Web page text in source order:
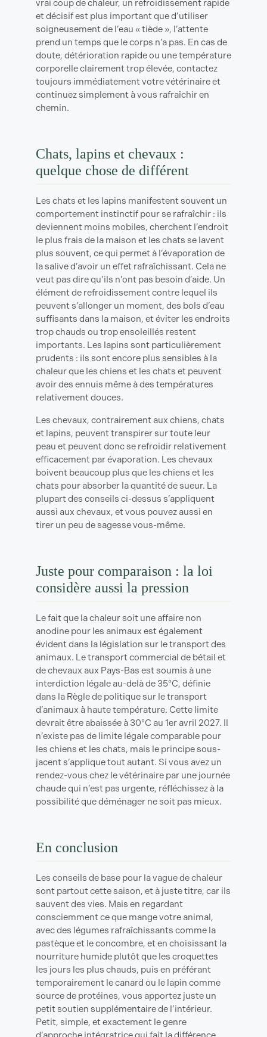
vrai coup de chaleur, un refroidissement rapide
et décisif est plus important que d’utiliser
soigneusement de l’eau « tiède », l’attente
prend un temps que le corps n’a pas. En cas de
doute, détérioration rapide ou une température
corporelle clairement trop élevée, contactez
toujours immédiatement votre vétérinaire et
continuez simplement à vous rafraîchir en
chemin.
Chats, lapins et chevaux :
quelque chose de différent
Les chats et les lapins manifestent souvent un
comportement instinctif pour se rafraîchir : ils
deviennent moins mobiles, cherchent l’endroit
le plus frais de la maison et les chats se lavent
plus souvent, ce qui permet à l’évaporation de
la salive d’avoir un effet rafraîchissant. Cela ne
veut pas dire qu’ils n’ont pas besoin d’aide. Un
élément de refroidissement contre lequel ils
peuvent s’allonger un moment, des bols d’eau
suffisants dans la maison, et éviter les endroits
trop chauds ou trop ensoleillés restent
importants. Les lapins sont particulièrement
prudents : ils sont encore plus sensibles à la
chaleur que les chiens et les chats et peuvent
avoir des ennuis même à des températures
relativement douces.
Les chevaux, contrairement aux chiens, chats
et lapins, peuvent transpirer sur toute leur
peau et peuvent donc se refroidir relativement
efficacement par évaporation. Les chevaux
boivent beaucoup plus que les chiens et les
chats pour absorber la quantité de sueur. La
plupart des conseils ci-dessus s’appliquent
aussi aux chevaux, et vous pouvez aussi en
tirer un peu de sagesse vous-même.
Juste pour comparaison : la loi
considère aussi la pression
Le fait que la chaleur soit une affaire non
anodine pour les animaux est également
évident dans la législation sur le transport des
animaux. Le transport commercial de bétail et
de chevaux aux Pays-Bas est soumis à une
interdiction légale au-delà de 35°C, définie
dans la Règle de politique sur le transport
d’animaux à haute température. Cette limite
devrait être abaissée à 30°C au 1er avril 2027. Il
n’existe pas de limite légale comparable pour
les chiens et les chats, mais le principe sous-
jacent s’applique tout autant. Si vous avez un
rendez-vous chez le vétérinaire par une journée
chaude qui n’est pas urgente, réfléchissez à la
possibilité que déménager ne soit pas mieux.
En conclusion
Les conseils de base pour la vague de chaleur
sont partout cette saison, et à juste titre, car ils
sauvent des vies. Mais en regardant
consciemment ce que mange votre animal,
avec des légumes rafraîchissants comme la
pastèque et le concombre, et en choisissant la
nourriture humide plutôt que les croquettes
les jours les plus chauds, puis en préférant
temporairement le canard ou le lapin comme
source de protéines, vous apportez juste un
petit soutien supplémentaire de l’intérieur.
Petit, simple, et exactement le genre